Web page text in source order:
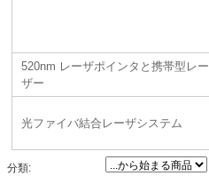
520nm レーザポインタと携帯型レー
ザー
光ファイバ結合レーザシステム
分類: